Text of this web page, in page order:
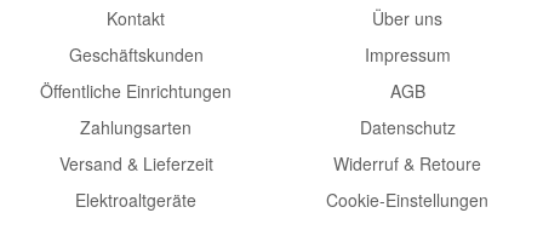
Kontakt
Geschäftskunden
Öffentliche Einrichtungen
Zahlungsarten
Versand & Lieferzeit
Elektroaltgeräte
Über uns
Impressum
AGB
Datenschutz
Widerruf & Retoure
Cookie-Einstellungen